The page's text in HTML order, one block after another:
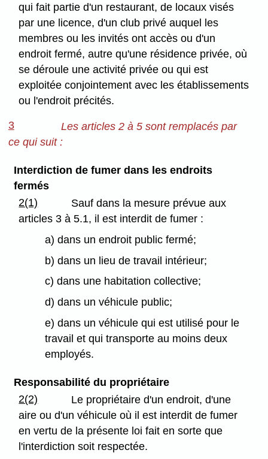
qui fait partie d'un restaurant, de locaux visés
par une licence, d'un club privé auquel les
membres ou les invités ont accès ou d'un
endroit fermé, autre qu'une résidence privée, où
se déroule une activité privée ou qui est
exploitée conjointement avec les établissements
ou l'endroit précités.
3
Les articles 2 à 5 sont remplacés par
ce qui suit :
Interdiction de fumer dans les endroits
fermés
2(1)
Sauf dans la mesure prévue aux
articles 3 à 5.1, il est interdit de fumer :
a) dans un endroit public fermé;
b) dans un lieu de travail intérieur;
c) dans une habitation collective;
d) dans un véhicule public;
e) dans un véhicule qui est utilisé pour le
travail et qui transporte au moins deux
employés.
Responsabilité du propriétaire
2(2)
Le propriétaire d'un endroit, d'une
aire ou d'un véhicule où il est interdit de fumer
en vertu de la présente loi fait en sorte que
l'interdiction soit respectée.